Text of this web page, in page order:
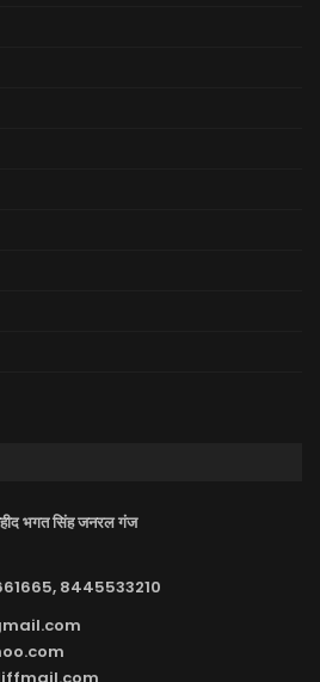
भगत सिंह जनरल गंज
8445533210